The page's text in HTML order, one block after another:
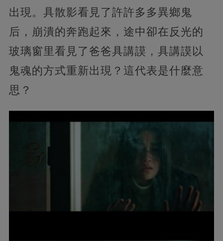
出現。具散影看見了許許多多異鄉鬼
后，崩潰的奔跑起來，途中卻在反光的
玻璃窗里看見了爸爸具講謨，具講謨以
鬼魂的方式重新出現？這代表是什麼意
思？